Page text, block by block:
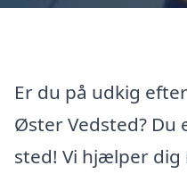
Er du på udkig
Øster Vedsted?
sted! Vi hjælper dig